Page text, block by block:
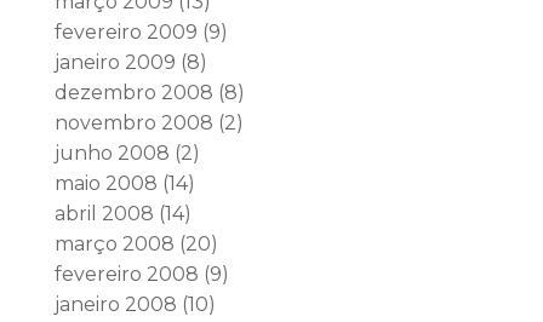
fevereiro 2009 (9)
janeiro 2009 (8)
dezembro 2008 (8)
novembro 2008 (2)
junho 2008 (2)
maio 2008 (14)
abril 2008 (14)
março 2008 (20)
fevereiro 2008 (9)
janeiro 2008 (10)